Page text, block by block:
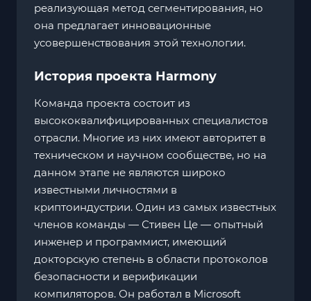
реализующая метод сегментирования, но
она предлагает инновационные
усовершенствования этой технологии.
История проекта Harmony
Команда проекта состоит из
высококвалифицированных специалистов
отрасли. Многие из них имеют авторитет в
техническом и научном сообществе, но на
данном этапе не являются широко
известными личностями в
криптоиндустрии. Один из самых известных
членов команды — Стивен Це — опытный
инженер и программист, имеющий
докторскую степень в области протоколов
безопасности и верификации
компиляторов. Он работал в Microsoft